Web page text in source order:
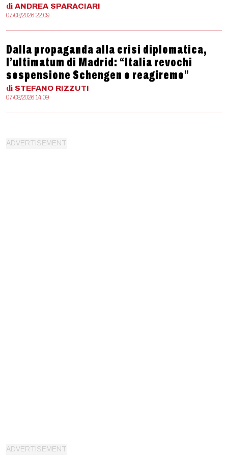
di ANDREA SPARACIARI
07/08/2026 22:09
Dalla propaganda alla crisi diplomatica,
l’ultimatum di Madrid: “Italia revochi
sospensione Schengen o reagiremo”
di STEFANO RIZZUTI
07/08/2026 14:09